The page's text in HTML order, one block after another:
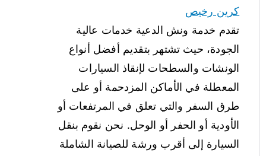
كرين رخيص
تقدم خدمة ونش الدعية خدمات عالية
الجودة، حيث تشتهر بتقديم أفضل أنواع
الونشات والسطحات لإنقاذ السيارات
المعطلة في الأماكن المزدحمة أو على
طرق السفر والتي تعلق في المرتفعات أو
الأودية أو الحفر أو الوحل. نحن نقوم بنقل
السيارة إلى أقرب ورشة للصيانة الشاملة